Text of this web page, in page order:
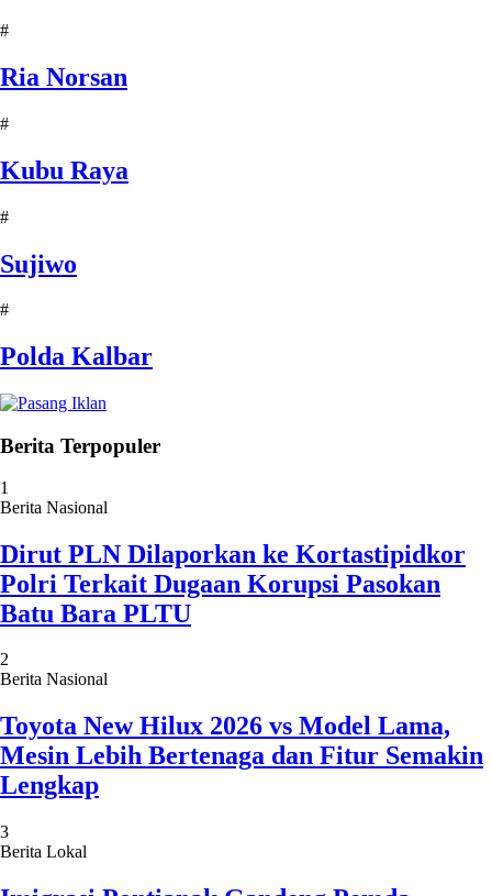
#
Ria Norsan
#
Kubu Raya
#
Sujiwo
#
Polda Kalbar
Berita Terpopuler
1
Berita Nasional
Dirut PLN Dilaporkan ke Kortastipidkor
Polri Terkait Dugaan Korupsi Pasokan
Batu Bara PLTU
2
Berita Nasional
Toyota New Hilux 2026 vs Model Lama,
Mesin Lebih Bertenaga dan Fitur Semakin
Lengkap
3
Berita Lokal